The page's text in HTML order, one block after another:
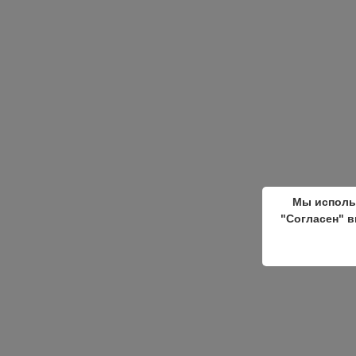
Мы
"Согласен"